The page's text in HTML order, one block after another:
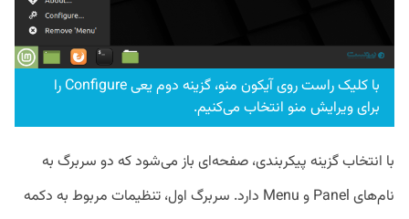
با کلیک راست روی آیکون منو، گزینه دوم یعی Configure را
برای ویرایش منو انتخاب می‌کنیم.
با انتخاب گزینه پیکربندی، صفحه‌ای باز می‌شود که دو سربرگ به
نام‌های Panel و Menu دارد. سربرگ اول، تنظیمات مربوط به دکمه